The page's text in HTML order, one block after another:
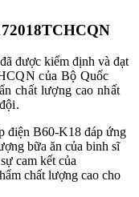
được kiểm định và đạt
CQN của Bộ Quốc
chất lượng cao nhất
điện B60-K18 đáp ứng
bữa ăn của binh sĩ
cam kết của
chất lượng cao cho